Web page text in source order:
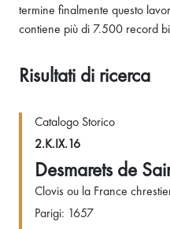
termine finalmente questo
contiene più di 7.500 record
Risultati di ricerca
Catalogo Storico
2.K.IX.16
Desmarets de
Clovis ou la France
Parigi: 1657